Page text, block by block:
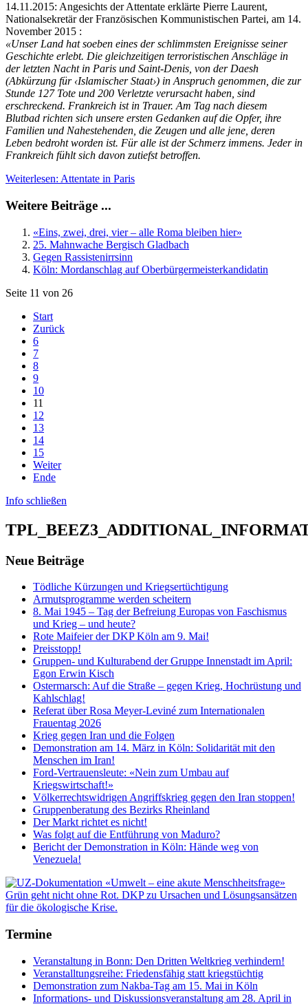
14.11.2015: Angesichts der Attentate erklärte Pierre Laurent,
Nationalsekretär der Französischen Kommunistischen Partei, am 14.
November 2015 :
«Unser Land hat soeben eines der schlimmsten Ereignisse seiner
Geschichte erlebt. Die gleichzeitigen terroristischen Anschläge in
der letzten Nacht in Paris und Saint-Denis, von der Daesh
(Abkürzung für ‹Islamischer Staat›) in Anspruch genommen, die zur
Stunde 127 Tote und 200 Verletzte verursacht haben, sind
erschreckend. Frankreich ist in Trauer. Am Tag nach diesem
Blutbad richten sich unsere ersten Gedanken auf die Opfer, ihre
Familien und Nahestehenden, die Zeugen und alle jene, deren
Leben bedroht worden ist. Für alle ist der Schmerz immens. Jeder in
Frankreich fühlt sich davon zutiefst betroffen.
Weiterlesen: Attentate in Paris
Weitere Beiträge ...
«Eins, zwei, drei, vier – alle Roma bleiben hier»
25. Mahnwache Bergisch Gladbach
Gegen Rassistenirrsinn
Köln: Mordanschlag auf Oberbürgermeisterkandidatin
Seite 11 von 26
Start
Zurück
6
7
8
9
10
11
12
13
14
15
Weiter
Ende
Info schließen
Neue Beiträge
Tödliche Kürzungen und Kriegsertüchtigung
Armutsprogramme werden scheitern
8. Mai 1945 – Tag der Befreiung Europas von Faschismus
und Krieg – und heute?
Rote Maifeier der DKP Köln am 9. Mai!
Preisstopp!
Gruppen- und Kulturabend der Gruppe Innenstadt im April:
Egon Erwin Kisch
Ostermarsch: Auf die Straße – gegen Krieg, Hochrüstung und
Kahlschlag!
Referat über Rosa Meyer-Leviné zum Internationalen
Frauentag 2026
Krieg gegen Iran und die Folgen
Demonstration am 14. März in Köln: Solidarität mit den
Menschen im Iran!
Ford-Vertrauensleute: «Nein zum Umbau auf
Kriegswirtschaft!»
Völkerrechtswidrigen Angriffskrieg gegen den Iran stoppen!
Gruppenberatung des Bezirks Rheinland
Der Markt richtet es nicht!
Was folgt auf die Entführung von Maduro?
Bericht der Demonstration in Köln: Hände weg von
Venezuela!
Termine
Veranstaltung in Bonn: Den Dritten Weltkrieg verhindern!
Veranstalltungsreihe: Friedensfähig statt kriegstüchtig
Demonstration zum Nakba-Tag am 15. Mai in Köln
Informations- und Diskussionsveranstaltung am 28. April in